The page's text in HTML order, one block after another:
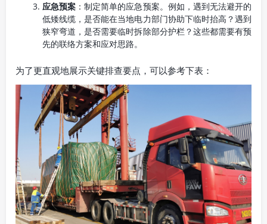
应急预案 ：制定简单的应急预案。例如，遇到无法避开的
低矮线缆，是否能在当地电力部门协助下临时抬高？遇到
狭窄弯道，是否需要临时拆除部分护栏？这些都需要有预
先的联络方案和应对思路。
为了更直观地展示关键排查要点，可以参考下表：